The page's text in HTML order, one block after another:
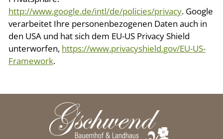
http://www.google.de/intl/de/policies/privacy. Google
verarbeitet Ihre personenbezogenen Daten auch in
den USA und hat sich dem EU-US Privacy Shield
unterworfen, https://www.privacyshield.gov/EU-US-
Framework.